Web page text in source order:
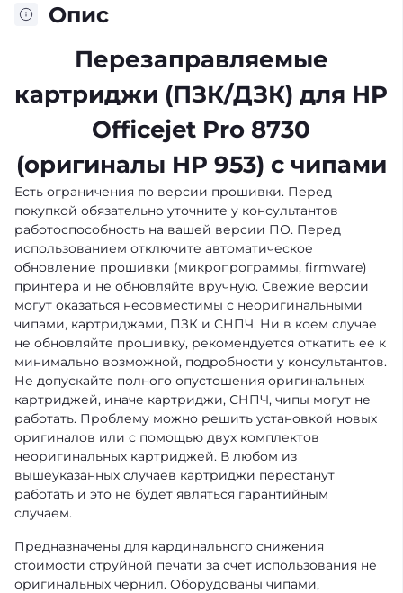
Опис
Перезаправляемые
картриджи (ПЗК/ДЗК) для HP
Officejet Pro 8730
(оригиналы HP 953) с чипами
Есть ограничения по версии прошивки. Перед
покупкой обязательно уточните у консультантов
работоспособность на вашей версии ПО. Перед
использованием отключите автоматическое
обновление прошивки (микропрограммы, firmware)
принтера и не обновляйте вручную. Свежие версии
могут оказаться несовместимы с неоригинальными
чипами, картриджами, ПЗК и СНПЧ. Ни в коем случае
не обновляйте прошивку, рекомендуется откатить ее к
минимально возможной, подробности у консультантов.
Не допускайте полного опустошения оригинальных
картриджей, иначе картриджи, СНПЧ, чипы могут не
работать. Проблему можно решить установкой новых
оригиналов или с помощью двух комплектов
неоригинальных картриджей. В любом из
вышеуказанных случаев картриджи перестанут
работать и это не будет являться гарантийным
случаем.
Предназначены для кардинального снижения
стоимости струйной печати за счет использования не
оригинальных чернил. Оборудованы чипами,